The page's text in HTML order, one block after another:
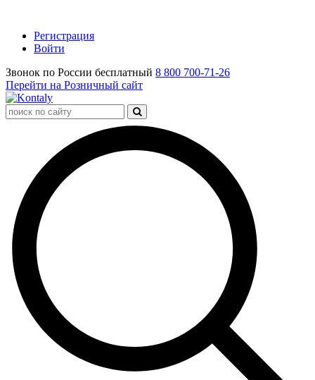
Регистрация
Войти
Звонок по России бесплатный 8 800 700-71-26
Перейти на Розничный сайт